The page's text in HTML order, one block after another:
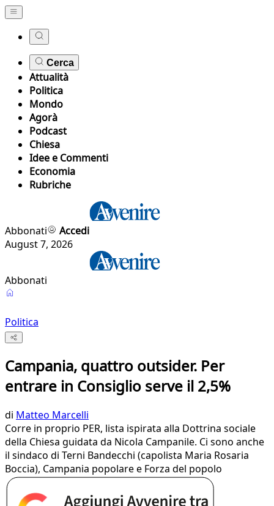
Cerca
Attualità
Politica
Mondo
Agorà
Podcast
Chiesa
Idee e Commenti
Economia
Rubriche
Abbonati
Accedi
August 7, 2026
Abbonati
Politica
Campania, quattro outsider. Per
entrare in Consiglio serve il 2,5%
di Matteo Marcelli
Corre in proprio PER, lista ispirata alla Dottrina sociale
della Chiesa guidata da Nicola Campanile. Ci sono anche
il sindaco di Terni Bandecchi (capolista Maria Rosaria
Boccia), Campania popolare e Forza del popolo